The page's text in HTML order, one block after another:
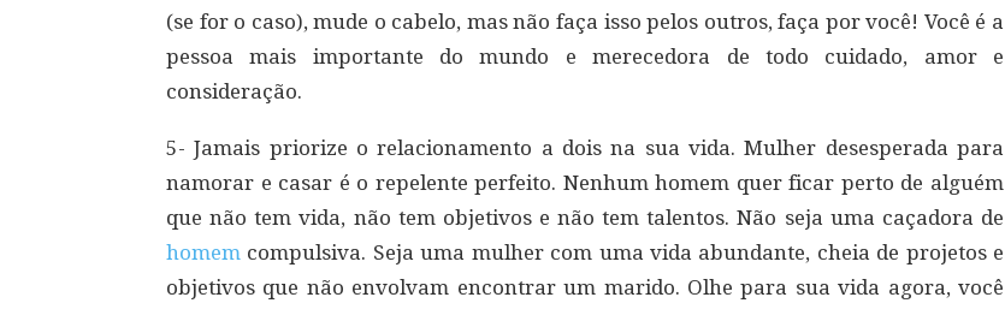
(se for o caso), mude o cabelo, mas não faça isso pelos outros, faça por você! Você é a
pessoa mais importante do mundo e merecedora de todo cuidado, amor e
consideração.
5- Jamais priorize o relacionamento a dois na sua vida. Mulher desesperada para
namorar e casar é o repelente perfeito. Nenhum homem quer ficar perto de alguém
que não tem vida, não tem objetivos e não tem talentos. Não seja uma caçadora de
homem compulsiva. Seja uma mulher com uma vida abundante, cheia de projetos e
objetivos que não envolvam encontrar um marido. Olhe para sua vida agora, você